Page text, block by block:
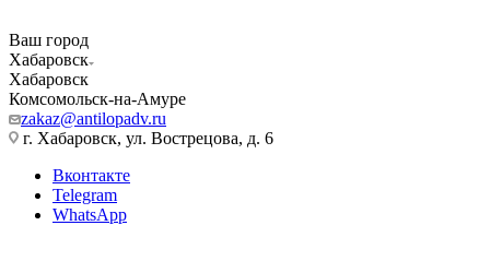
Ваш город
Хабаровск
Хабаровск
Комсомольск-на-Амуре
zakaz@antilopadv.ru
г. Хабаровск, ул. Вострецова, д. 6
Вконтакте
Telegram
WhatsApp